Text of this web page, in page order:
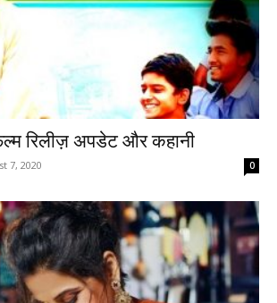
रिलीज़ अपडेट और कहानी
7, 2020 0